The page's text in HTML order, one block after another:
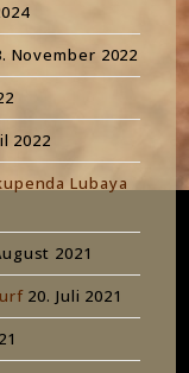
November 2022
2022
Lubaya
2021
20. Juli 2021